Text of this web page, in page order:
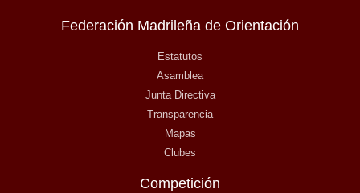
Federación Madrileña de Orientación
Estatutos
Asamblea
Junta Directiva
Transparencia
Mapas
Clubes
Competición